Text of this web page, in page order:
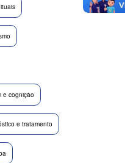
e cognição
e tratamento